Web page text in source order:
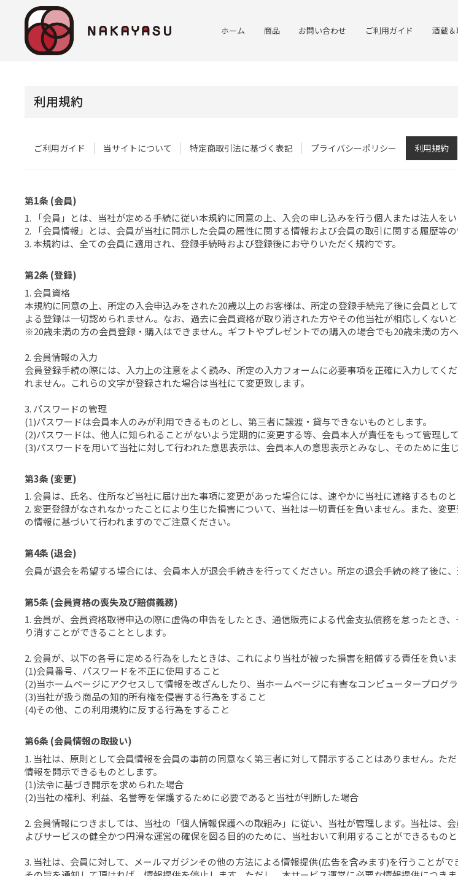
ホーム 商品 お問い合わせ ご利用ガイド 酒蔵
利用規約
ご利用ガイド 当サイトについて 特定商取引法に基づく表記 プライバシーポリシー 利用規約
第1条 (会員)
1. 「会員」とは、当社が定める手続に従い本規約に同意の上、入会の申し込みを行う個人または法人をい
2. 「会員情報」とは、会員が当社に開示した会員の属性に関する情報および会員の取引に関する履歴等の
3. 本規約は、全ての会員に適用され、登録手続時および登録後にお守りいただく規約です。
第2条 (登録)
1. 会員資格
本規約に同意の上、所定の入会申込みをされた20歳以上のお客様は、所定の登録手続完了後に会員と
よる登録は一切認められません。なお、過去に会員資格が取り消された方やその他当社が相応しくない
※20歳未満の方の会員登録・購入はできません。ギフトやプレゼントでの購入の場合でも20歳未満の方
2. 会員情報の入力
会員登録手続の際には、入力上の注意をよく読み、所定の入力フォームに必要事項を正確に入力して
れません。これらの文字が登録された場合は当社にて変更致します。
3. パスワードの管理
(1)パスワードは会員本人のみが利用できるものとし、第三者に譲渡・貸与できないものとします。
(2)パスワードは、他人に知られることがないよう定期的に変更する等、会員本人が責任をもって管理して
(3)パスワードを用いて当社に対して行われた意思表示は、会員本人の意思表示とみなし、そのために生
第3条 (変更)
1. 会員は、氏名、住所など当社に届け出た事項に変更があった場合には、速やかに当社に連絡するものと
2. 変更登録がなされなかったことにより生じた損害について、当社は一切責任を負いません。また、
の情報に基づいて行われますのでご注意ください。
第4条 (退会)
会員が退会を希望する場合には、会員本人が退会手続きを行ってください。所定の退会手続の終了後に、
第5条 (会員資格の喪失及び賠償義務)
1. 会員が、会員資格取得申込の際に虚偽の申告をしたとき、通信販売による代金支払債務を怠ったと
り消すことができることとします。
2. 会員が、以下の各号に定める行為をしたときは、これにより当社が被った損害を賠償する責任を負いま
(1)会員番号、パスワードを不正に使用すること
(2)当ホームページにアクセスして情報を改ざんしたり、当ホームページに有害なコンピュータープログ
(3)当社が扱う商品の知的所有権を侵害する行為をすること
(4)その他、この利用規約に反する行為をすること
第6条 (会員情報の取扱い)
1. 当社は、原則として会員情報を会員の事前の同意なく第三者に対して開示することはありません。
情報を開示できるものとします。
(1)法令に基づき開示を求められた場合
(2)当社の権利、利益、名誉等を保護するために必要であると当社が判断した場合
2. 会員情報につきましては、当社の「個人情報保護への取組み」に従い、当社が管理します。当社は
よびサービスの健全かつ円滑な運営の確保を図る目的のために、当社おいて利用することができるものと
3. 当社は、会員に対して、メールマガジンその他の方法による情報提供(広告を含みます)を行うことが